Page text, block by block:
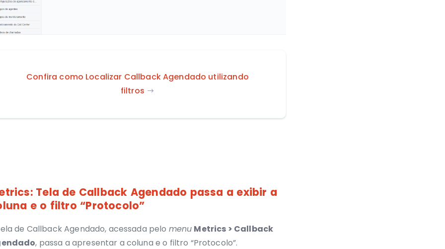
Confira como Localizar Callback Agendado utilizando
filtros
Tela de Callback Agendado passa a exibir a
e o filtro “Protocolo”
de Callback Agendado, acessada pelo menu Metrics > Callback
, passa a apresentar a coluna e o filtro “Protocolo”.